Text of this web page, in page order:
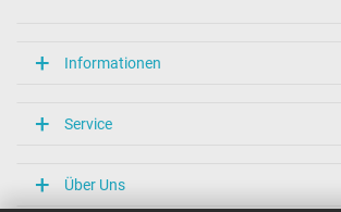
EAC
Singapore Safety Mark
UL Listed
Informationen
Service
Über Uns